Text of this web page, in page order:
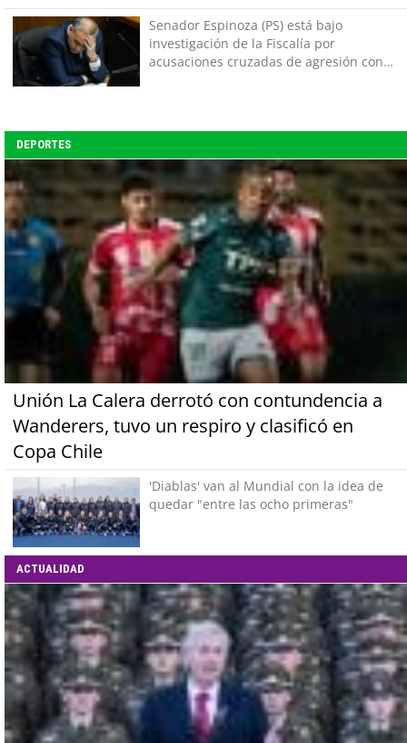
Senador Espinoza (PS) está bajo
investigación de la Fiscalía por
acusaciones cruzadas de agresión con
DEPORTES
Unión La Calera derrotó con contundencia a
Wanderers, tuvo un respiro y clasificó en
Copa Chile
'Diablas' van al Mundial con la idea de
quedar "entre las ocho primeras"
ACTUALIDAD